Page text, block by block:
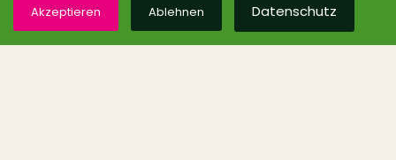
Akzeptieren Ablehnen Datenschutz